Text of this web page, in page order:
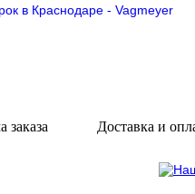
заказа Доставка и